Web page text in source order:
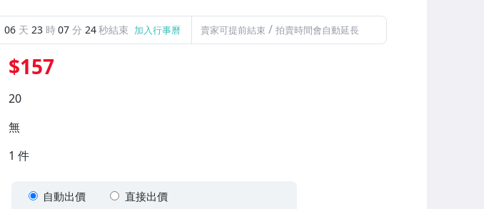
06 天 23 時07 分 23秒結束 加入行事曆 賣家可提前結束 / 拍賣時間會自動延長
$157
20
無
1 件
自動出價 直接出價